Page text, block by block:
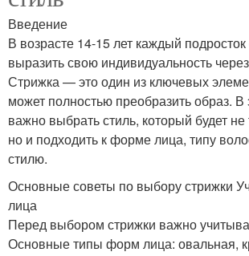
Введение
В возрасте 14-15 лет каждый подросток
выразить свою индивидуальность
Стрижка — это один из ключевых
может полностью преобразить образ. В
важно выбрать стиль, который будет
но и подходить к форме лица, типу
стилю.
Основные советы по выбору стрижки
лица
Перед выбором стрижки важно
Основные типы форм лица: овальная,